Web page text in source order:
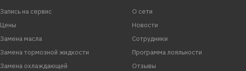
Запись на сервис
Цены
Замена масла
Замена тормозной жидкости
Замена охлаждающей
О сети
Новости
Сотрудники
Программа лояльности
Отзывы